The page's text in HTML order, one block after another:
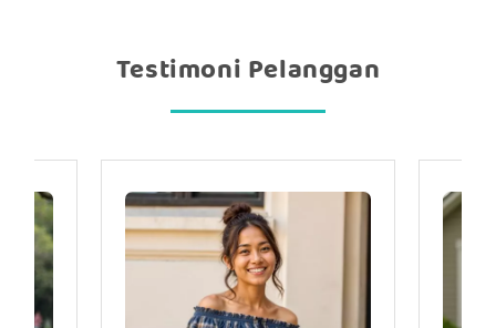
Testimoni Pelanggan